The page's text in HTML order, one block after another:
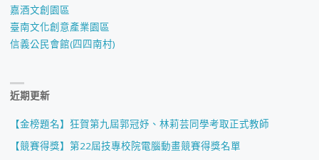
嘉酒文創園區
臺南文化創意產業園區
信義公民會館(四四南村)
近期更新
【金榜題名】狂賀第九屆郭冠妤、林莉芸同學考取正式教師
【競賽得獎】第22屆技專校院電腦動畫競賽得獎名單